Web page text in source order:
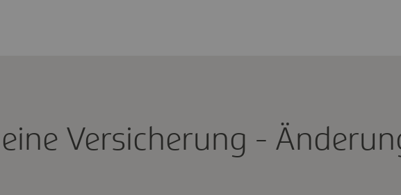
Versi­che­rung -